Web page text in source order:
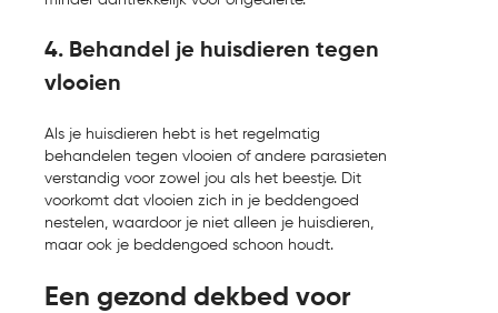
4. Behandel je huisdieren tegen
vlooien
Als je huisdieren hebt is het regelmatig
behandelen tegen vlooien of andere parasieten
verstandig voor zowel jou als het beestje. Dit
voorkomt dat vlooien zich in je beddengoed
nestelen, waardoor je niet alleen je huisdieren,
maar ook je beddengoed schoon houdt.
Een gezond dekbed voor